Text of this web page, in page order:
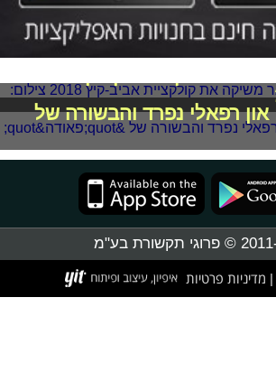
רפאלי נפרד והבשורה של
תקשורת בע"מ
מדיניות פרטיות